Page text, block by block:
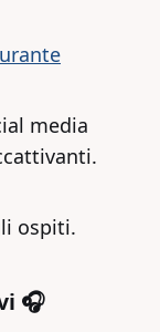
media
ospiti.
🎧